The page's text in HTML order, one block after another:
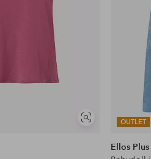
SoortgelijkeOUTLET
Ellos